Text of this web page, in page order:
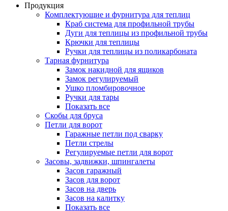
Продукция
Комплектующие и фурнитура для теплиц
Краб система для профильной трубы
Дуги для теплицы из профильной трубы
Крючки для теплицы
Ручки для теплицы из поликарбоната
Тарная фурнитура
Замок накидной для ящиков
Замок регулируемый
Ушко пломбировочное
Ручки для тары
Показать все
Скобы для бруса
Петли для ворот
Гаражные петли под сварку
Петли стрелы
Регулируемые петли для ворот
Засовы, задвижки, шпингалеты
Засов гаражный
Засов для ворот
Засов на дверь
Засов на калитку
Показать все